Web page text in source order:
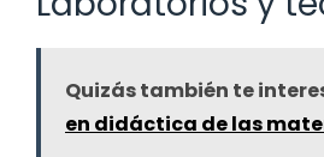
Quizás también te
en didáctica de las